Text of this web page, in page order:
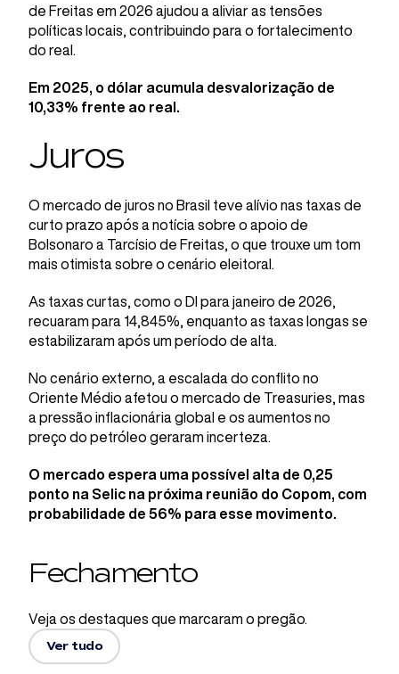
de Freitas em 2026 ajudou a aliviar as tensões
políticas locais, contribuindo para o fortalecimento
do real.
Em 2025, o dólar acumula desvalorização de
10,33% frente ao real.
Juros
O mercado de juros no Brasil teve alívio nas taxas de
curto prazo após a notícia sobre o apoio de
Bolsonaro a Tarcísio de Freitas, o que trouxe um tom
mais otimista sobre o cenário eleitoral.
As taxas curtas, como o DI para janeiro de 2026,
recuaram para 14,845%, enquanto as taxas longas se
estabilizaram após um período de alta.
No cenário externo, a escalada do conflito no
Oriente Médio afetou o mercado de Treasuries, mas
a pressão inflacionária global e os aumentos no
preço do petróleo geraram incerteza.
O mercado espera uma possível alta de 0,25
ponto na Selic na próxima reunião do Copom, com
probabilidade de 56% para esse movimento.
Fechamento
Veja os destaques que marcaram o pregão.
Ver tudo